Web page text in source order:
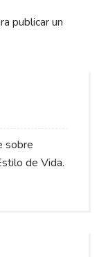
publicar un
sobre
de Vida.